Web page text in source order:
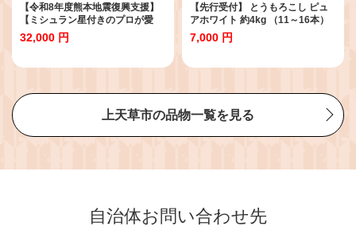
【令和8年度熊本地震復興支援】
【ミシュラン星付きのプロが愛
用】【数量限定】1日25セット限
定！ふぐの王様！とらふぐ 国産最
ちり贅沢セット（3～4人前）河豚
ト てっさ てっちり お刺身 刺身 刺
し身 冷凍 ふぐ皮 ふぐ刺し身 ふぐ
刺し ふぐ鍋 フルコース ひれ酒 冷
凍 熊本県 上天草市
32,000 円
【先行受付】 とうもろこし ピュ
アホワイト 約4kg （11～16本）
トウモロコシ 白いとうもろこし
白いスイートコーン コーン 野菜
送予定】
7,000 円
上天草市の品物一覧を見る
自治体お問い合わせ先